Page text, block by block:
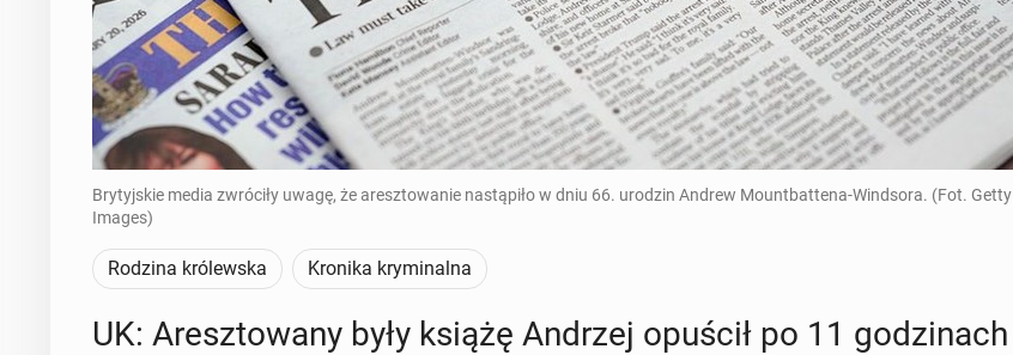
Brytyjskie media zwróciły uwagę, że aresztowanie nastąpiło w dniu 66. urodzin Andrew Mountbattena-Windsora. (Fot. Getty
Images)
Rodzina królewska Kronika kryminalna
UK: Aresz­to­wa­ny były książę Andrzej opuścił po 11 go­dzi­nach